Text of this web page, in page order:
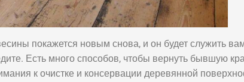
покажется новым снова, и он будет служить
Есть много способов, чтобы вернуть бывшую
к очистке и консервации деревянной